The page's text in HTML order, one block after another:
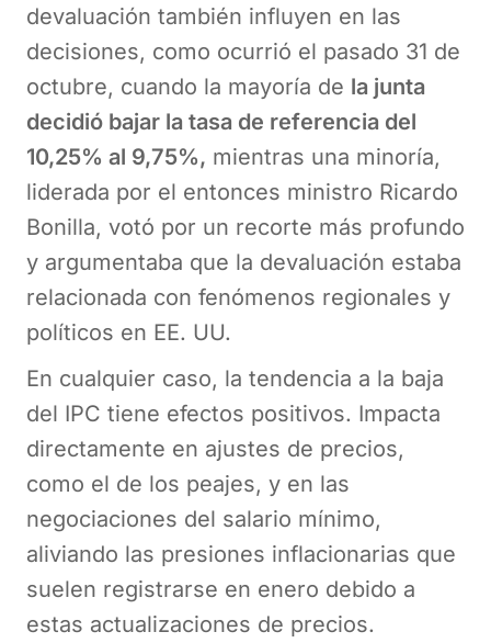
devaluación también influyen en las
decisiones, como ocurrió el pasado 31 de
octubre, cuando la mayoría de la junta
decidió bajar la tasa de referencia del
10,25% al 9,75%, mientras una minoría,
liderada por el entonces ministro Ricardo
Bonilla, votó por un recorte más profundo
y argumentaba que la devaluación estaba
relacionada con fenómenos regionales y
políticos en EE. UU.
En cualquier caso, la tendencia a la baja
del IPC tiene efectos positivos. Impacta
directamente en ajustes de precios,
como el de los peajes, y en las
negociaciones del salario mínimo,
aliviando las presiones inflacionarias que
suelen registrarse en enero debido a
estas actualizaciones de precios.